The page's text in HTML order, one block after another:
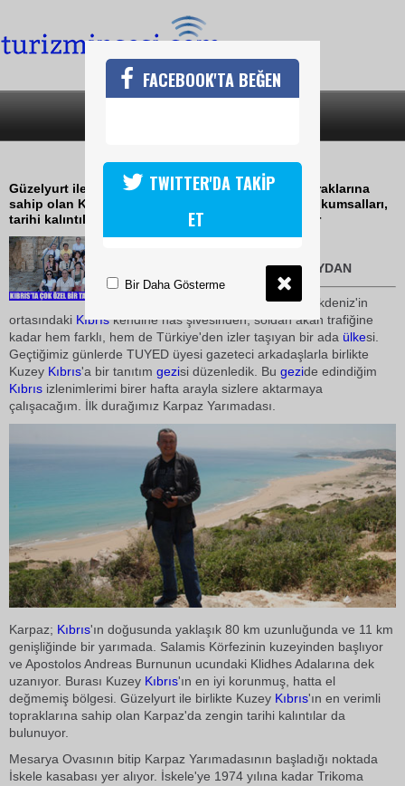
BEREKETLİ TOPRAKLAR
Güzelyurt ile birlikte Kuzey Kıbrıs'ın en verimli topraklarına
sahip olan Karpaz, özgür eşekleri, uçsuz bucaksız kumsalları,
tarihi kalıntıları ve manastırlarıyla görülmeye değer
TURİZMİN SESİ-ERSOY SOYDAN
'a gidiyoruz. Akdeniz'in
ortasındaki Kıbrıskendine has şivesinden, soldan akan trafiğine
kadar hem farklı, hem de Türkiye'den izler taşıyan bir ada ülkesi.
Geçtiğimiz günlerde TUYED üyesi gazeteci arkadaşlarla birlikte
Kuzey Kıbrıs'a bir tanıtım gezisi düzenledik. Bu gezide edindiğim
Kıbrıs izlenimlerimi birer hafta arayla sizlere aktarmaya
çalışacağım. İlk durağımız Karpaz Yarımadası.
Karpaz; Kıbrıs'ın doğusunda yaklaşık 80 km uzunluğunda ve 11 km
genişliğinde bir yarımada. Salamis Körfezinin kuzeyinden başlıyor
ve Apostolos Andreas Burnunun ucundaki Klidhes Adalarına dek
uzanıyor. Burası Kuzey Kıbrıs'ın en iyi korunmuş, hatta el
değmemiş bölgesi. Güzelyurt ile birlikte Kuzey Kıbrıs'ın en verimli
topraklarına sahip olan Karpaz'da zengin tarihi kalıntılar da
bulunuyor.
Mesarya Ovasının bitip Karpaz Yarımadasının başladığı noktada
İskele kasabası yer alıyor. İskele'ye 1974 yılına kadar Trikoma
FACEBOOK'TA BEĞEN
TWITTER'DA TAKİP
ET
Bir Daha Gösterme